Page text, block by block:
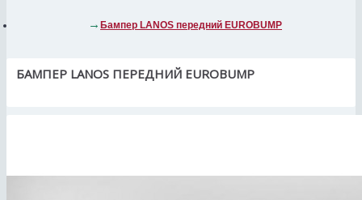
Бампер LANOS передний EUROBUMP
БАМПЕР LANOS ПЕРЕДНИЙ EUROBUMP